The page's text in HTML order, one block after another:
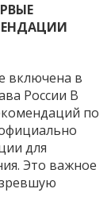
включена в
России В
по
для
Это важное